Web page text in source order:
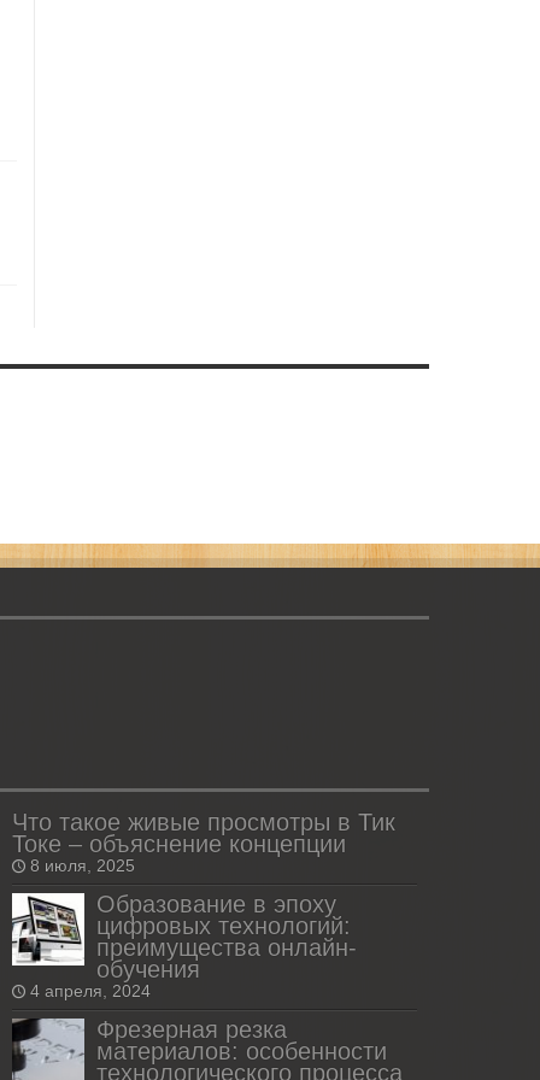
Что такое живые просмотры в Тик
Токе – объяснение концепции
8 июля, 2025
Образование в эпоху
цифровых технологий:
преимущества онлайн-
обучения
4 апреля, 2024
Фрезерная резка
материалов: особенности
технологического процесса